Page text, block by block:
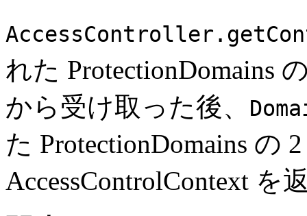
れた ProtectionDomains
から受け取った後、
た ProtectionDomains の
AccessControlContext を